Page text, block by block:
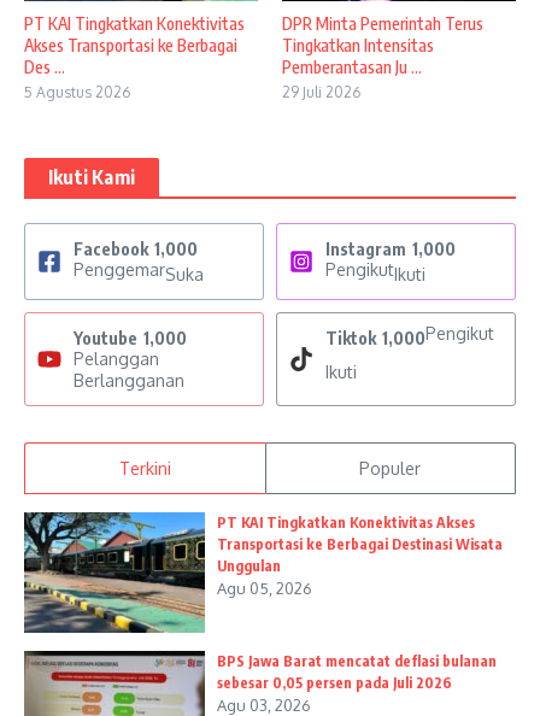
PT KAI Tingkatkan Konektivitas
Akses Transportasi ke Berbagai
Des ...
5 Agustus 2026
DPR Minta Pemerintah Terus
Tingkatkan Intensitas
Pemberantasan Ju ...
29 Juli 2026
Ikuti Kami
Facebook 1,000
PenggemarSuka
Instagram 1,000
PengikutIkuti
Youtube 1,000
Pelanggan
Berlangganan
Tiktok 1,000Pengikut
Ikuti
Terkini Populer
PT KAI Tingkatkan Konektivitas Akses
Transportasi ke Berbagai Destinasi Wisata
Unggulan
Agu 05, 2026
BPS Jawa Barat mencatat deflasi bulanan
sebesar 0,05 persen pada Juli 2026
Agu 03, 2026